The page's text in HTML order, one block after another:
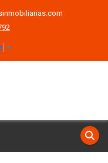
▼